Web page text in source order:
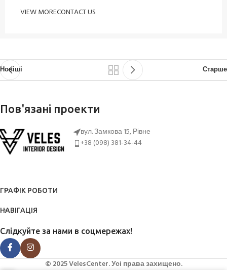
VIEW MORECONTACT US
Новіші Старше
Пов'язані проекти
Furniture
Netus eu mollis hac dignis
вул. Замкова 15, Рівне
+38 (098) 381-34-44
ГРАФІК РОБОТИ
НАВІГАЦІЯ
Слідкуйте за нами в соцмережах!
© 2025 VelesCenter. Усі права захищено.